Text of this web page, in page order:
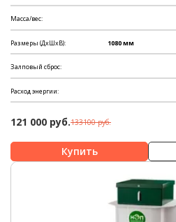
Масса/вес:
Размеры (ДхШхВ): 1080 мм
Залповый сброс:
Расход энергии:
121 000 руб.133100 руб.